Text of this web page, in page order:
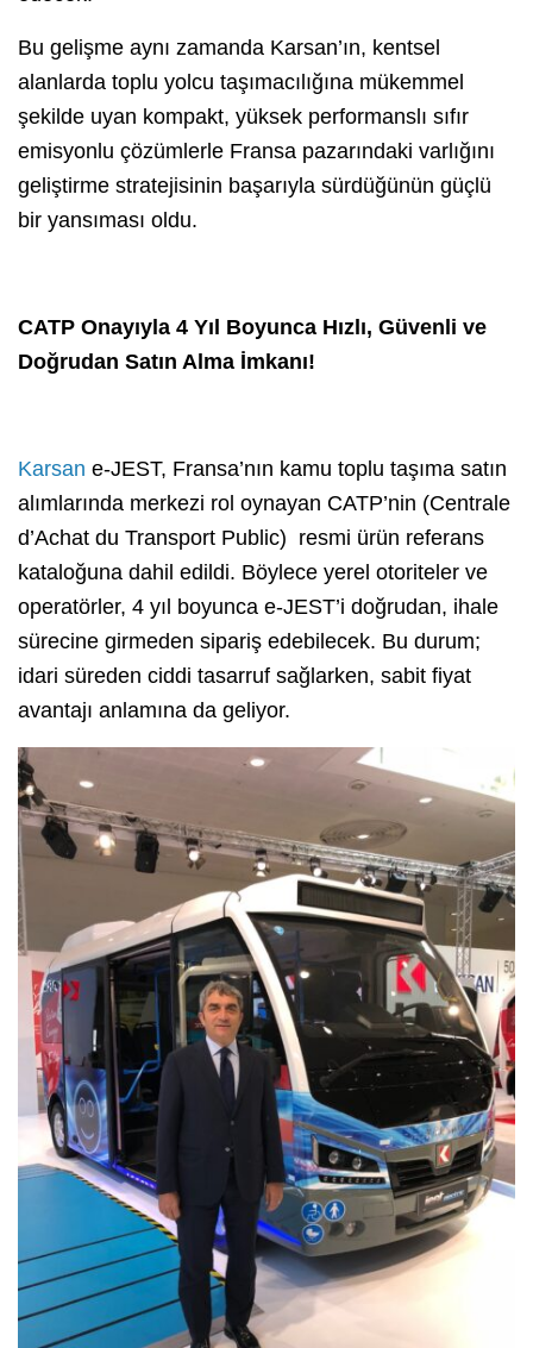
Bu gelişme aynı zamanda Karsan’ın, kentsel
alanlarda toplu yolcu taşımacılığına mükemmel
şekilde uyan kompakt, yüksek performanslı sıfır
emisyonlu çözümlerle Fransa pazarındaki varlığını
geliştirme stratejisinin başarıyla sürdüğünün güçlü
bir yansıması oldu.
CATP Onayıyla 4 Yıl Boyunca Hızlı, Güvenli ve
Doğrudan Satın Alma İmkanı!
Karsan e-JEST, Fransa’nın kamu toplu taşıma satın
alımlarında merkezi rol oynayan CATP’nin (Centrale
d’Achat du Transport Public) resmi ürün referans
kataloğuna dahil edildi. Böylece yerel otoriteler ve
operatörler, 4 yıl boyunca e-JEST’i doğrudan, ihale
sürecine girmeden sipariş edebilecek. Bu durum;
idari süreden ciddi tasarruf sağlarken, sabit fiyat
avantajı anlamına da geliyor.